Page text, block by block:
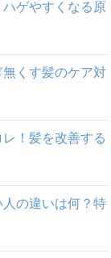
ゲやすくなる原
くす髪のケア対
！髪を改善する
の違いは何？特